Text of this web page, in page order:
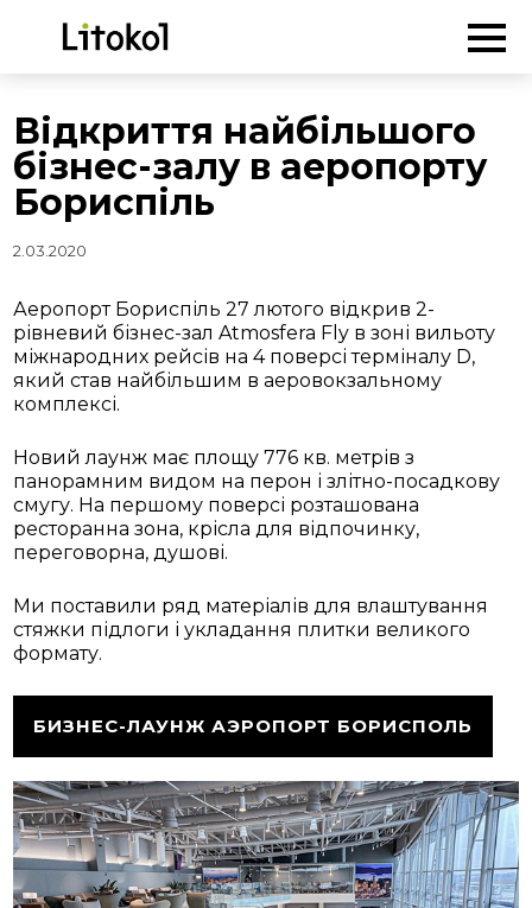
ГОЛОВНА -Новини
Відкриття найбільшого бізнес-залу в
Відкриття найбільшого
бізнес-залу в аеропорту
Бориспіль
2.03.2020
Аеропорт Бориспіль 27 лютого відкрив 2-
рівневий бізнес-зал Atmosfera Fly в зоні вильоту
міжнародних рейсів на 4 поверсі терміналу D,
який став найбільшим в аеровокзальному
комплексі.
Новий лаунж має площу 776 кв. метрів з
панорамним видом на перон і злітно-посадкову
смугу. На першому поверсі розташована
ресторанна зона, крісла для відпочинку,
переговорна, душові.
Ми поставили ряд матеріалів для влаштування
стяжки підлоги і укладання плитки великого
формату.
БИЗНЕС-ЛАУНЖ АЭРОПОРТ БОРИСПОЛЬ